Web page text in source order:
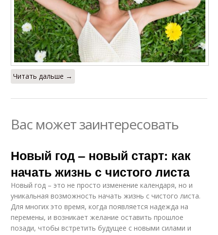
Читать дальше →
Вас может заинтересовать
Новый год – новый старт: как
начать жизнь с чистого листа
Новый год – это не просто изменение календаря, но и
уникальная возможность начать жизнь с чистого листа.
Для многих это время, когда появляется надежда на
перемены, и возникает желание оставить прошлое
позади, чтобы встретить будущее с новыми силами и